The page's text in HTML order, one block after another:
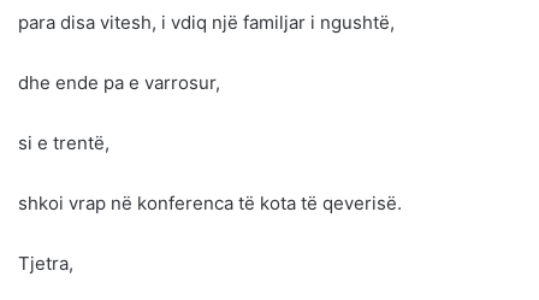
para disa vitesh, i vdiq një familjar i ngushtë,
dhe ende pa e varrosur,
si e trentë,
shkoi vrap në konferenca të kota të qeverisë.
Tjetra,